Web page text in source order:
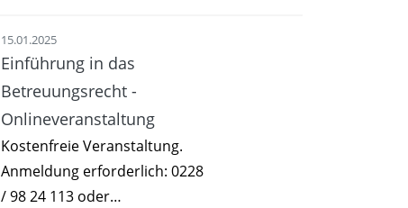
15.01.2025
Einführung in das
Betreuungsrecht -
Onlineveranstaltung
Kostenfreie Veranstaltung.
Anmeldung erforderlich: 0228
/ 98 24 113 oder…